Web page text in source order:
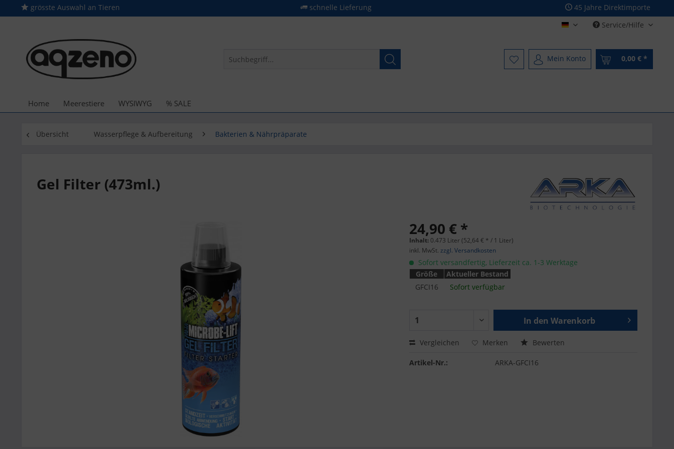
grösste Auswahl an Tieren schnelle Lieferung 45 Jahre Direktimporte
Deutsch - German
Service/Hilfe
Mein Konto 0,00 € *
Home Meerestiere WYSIWYG % SALE
Übersicht Wasserpflege & Aufbereitung Bakterien & Nährpräparate
Gel Filter (473ml.)
24,90 € *
Inhalt: 0.473 Liter (52,64 € * / 1 Liter)
inkl. MwSt. zzgl. Versandkosten
Sofort versandfertig, Lieferzeit ca. 1-3 Werktage
Größe
Aktueller Bestand
GFCI16
Sofort verfügbar
In den Warenkorb
Vergleichen Merken Bewerten
Artikel-Nr.: ARKA-GFCI16